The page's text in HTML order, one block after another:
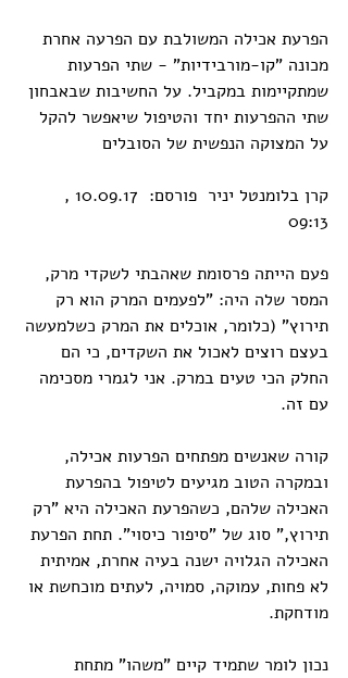
הפרעת אכילה המשולבת עם הפרעה אחרת
מכונה "קו-מורבידיות" - שתי הפרעות
שמתקיימות במקביל. על החשיבות שבאבחון
שתי ההפרעות יחד והטיפול שיאפשר להקל
על המצוקה הנפשית של הסובלים
קרן בלומנטל יניר  פורסם:  10.09.17 ,
09:13
פעם הייתה פרסומת שאהבתי לשקדי מרק,
המסר שלה היה: "לפעמים המרק הוא רק
תירוץ" (כלומר, אוכלים את המרק כשלמעשה
בעצם רוצים לאכול את השקדים, כי הם
החלק הכי טעים במרק. אני לגמרי מסכימה
עם זה.
קורה שאנשים מפתחים הפרעות אכילה,
ובמקרה הטוב מגיעים לטיפול בהפרעת
האכילה שלהם, כשהפרעת האכילה היא "רק
תירוץ," סוג של "סיפור כיסוי". תחת הפרעת
האכילה הגלויה ישנה בעיה אחרת, אמיתית
לא פחות, עמוקה, סמויה, לעתים מוכחשת או
מודחקת.
נכון לומר שתמיד קיים "משהו" מתחת